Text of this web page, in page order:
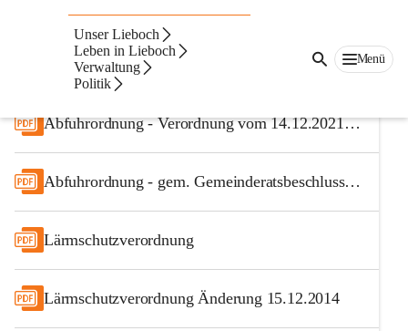
Unser Lieboch
Leben in Lieboch
Verwaltung
Politik
Menü
Kundmachungen
Verordnungen
Abfuhrordnung - Verordnung vom 14.12.2021 mit der die Abfuhrordnung vom 12.12.2017 geändert wird
Abfuhrordnung - gem. Gemeinderatsbeschluss vom 12.12.2017
Lärmschutzverordnung
Lärmschutzverordnung Änderung 15.12.2014